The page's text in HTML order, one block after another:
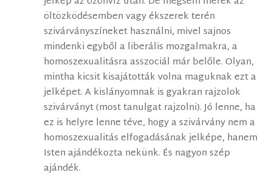
öltözködésemben vagy ékszerek terén
szivárványszíneket használni, mivel sajnos
mindenki egyből a liberális mozgalmakra, a
homoszexualitásra asszociál már belőle. Olyan,
mintha kicsit kisajátották volna maguknak ezt a
jelképet. A kislányomnak is gyakran rajzolok
szivárványt (most tanulgat rajzolni). Jó lenne, ha
ez is helyre lenne téve, hogy a szivárvány nem a
homoszexualitás elfogadásának jelképe, hanem
Isten ajándékozta nekünk. És nagyon szép
ajándék.